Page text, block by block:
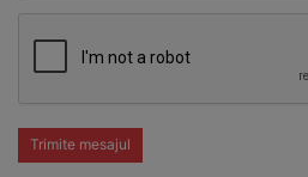
Trimite mesajul